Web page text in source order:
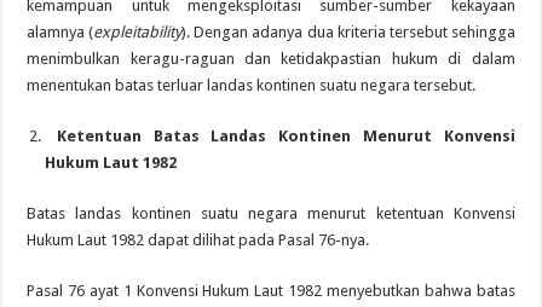
kemampuan untuk mengeksploitasi sumber-sumber kekayaan
alamnya (expleitability). Dengan adanya dua kriteria tersebut sehingga
menimbulkan keragu-raguan dan ketidakpastian hukum di dalam
menentukan batas terluar landas kontinen suatu negara tersebut.
Ketentuan Batas Landas Kontinen Menurut Konvensi
Hukum Laut 1982
Batas landas kontinen suatu negara menurut ketentuan Konvensi
Hukum Laut 1982 dapat dilihat pada Pasal 76-nya.
Pasal 76 ayat 1 Konvensi Hukum Laut 1982 menyebutkan bahwa batas